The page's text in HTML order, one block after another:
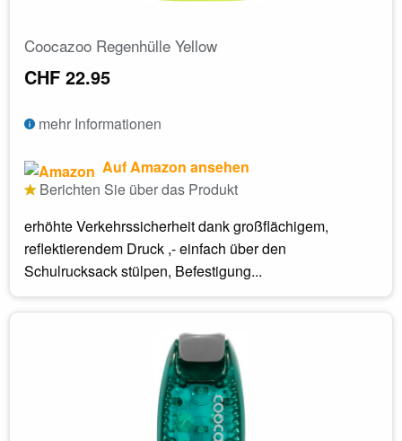
Coocazoo Regenhülle Yellow
CHF 22.95
mehr Informationen
Auf Amazon ansehen
Berichten Sie über das Produkt
erhöhte Verkehrssicherheit dank großflächigem,
reflektierendem Druck ,- einfach über den
Schulrucksack stülpen, Befestigung...